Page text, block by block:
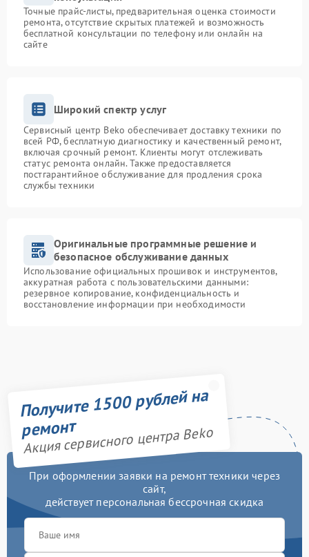
Точные прайс-листы, предварительная оценка стоимости
ремонта, отсутствие скрытых платежей и возможность
бесплатной консультации по телефону или онлайн на
сайте
Широкий спектр услуг
Сервисный центр Beko обеспечивает доставку техники по
всей РФ, бесплатную диагностику и качественный ремонт,
включая срочный ремонт. Клиенты могут отслеживать
статус ремонта онлайн. Также предоставляется
постгарантийное обслуживание для продления срока
службы техники
Оригинальные программные решение и
безопасное обслуживание данных
Использование официальных прошивок и инструментов,
аккуратная работа с пользовательскими данными:
резервное копирование, конфиденциальность и
восстановление информации при необходимости
Получите 1500 рублей на
ремонт
Акция сервисного центра Beko
При оформлении заявки на ремонт техники через
сайт,
действует персональная бессрочная скидка